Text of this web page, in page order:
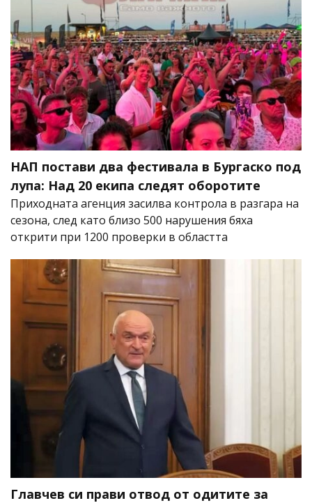
НАП постави два фестивала в Бургаско под
лупа: Над 20 екипа следят оборотите
Приходната агенция засилва контрола в разгара на
сезона, след като близо 500 нарушения бяха
открити при 1200 проверки в областта
Главчев си прави отвод от одитите за